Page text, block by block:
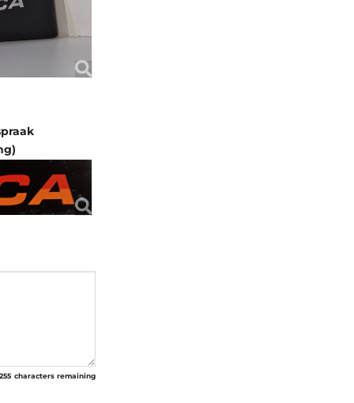
characters remaining